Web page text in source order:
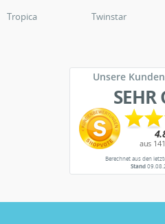
Tropica
Twinstar
Unsere
SEHR
Berechnet aus den
Stand